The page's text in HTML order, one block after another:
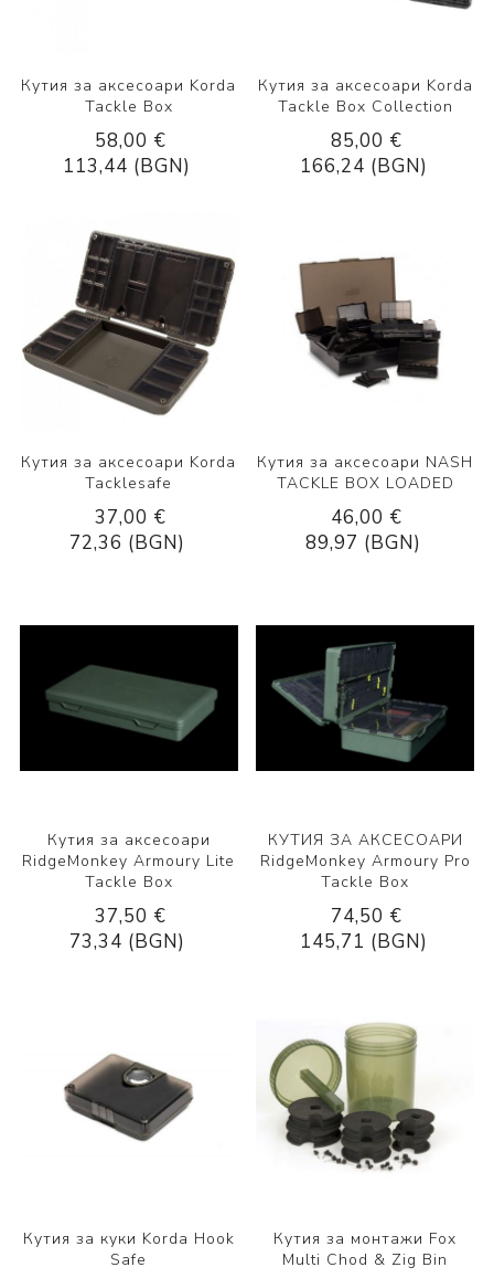
Кутия за аксесоари Korda
Tackle Box
58,00 €
113,44 (BGN)
Кутия за аксесоари Korda
Tackle Box Collection
85,00 €
166,24 (BGN)
Кутия за аксесоари Korda
Tacklesafe
37,00 €
72,36 (BGN)
Кутия за аксесоари NASH
TACKLE BOX LOADED
46,00 €
89,97 (BGN)
Кутия за аксесоари
RidgeMonkey Armoury Lite
Tackle Box
37,50 €
73,34 (BGN)
КУТИЯ ЗА АКСЕСОАРИ
RidgeMonkey Armoury Pro
Tackle Box
74,50 €
145,71 (BGN)
Кутия за куки Korda Hook
Safe
Кутия за монтажи Fox
Multi Chod & Zig Bin